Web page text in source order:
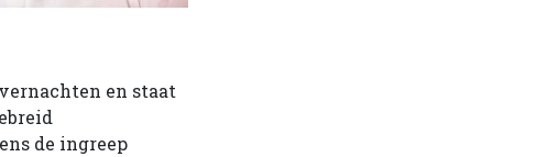
en staat
de ingreep